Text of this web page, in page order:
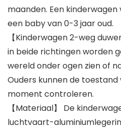
maanden. Een
een baby van 0-3 jaar oud.
【Kinderwagen 2-weg
in beide richtingen worden
wereld onder ogen zien of
Ouders kunnen de
moment controleren.
【Materiaal】 De
luchtvaart-